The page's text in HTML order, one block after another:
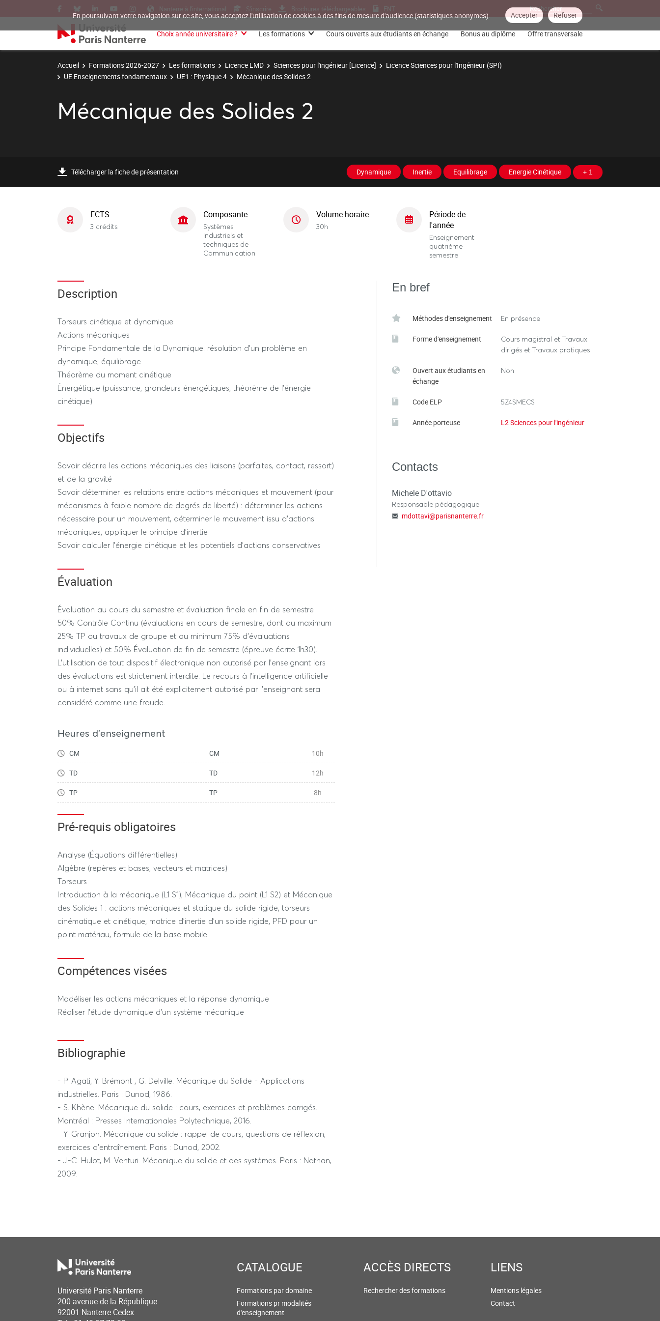
En poursuivant votre navigation sur ce site, vous acceptez l'utilisation de cookies à des fins de mesure d'audience (statistiques anonymes). Accepter Refuser
Nanterre à l'international S'inscrire Brochures téléchargeables ENT
Choix année universitaire ? Les formations Cours ouverts aux étudiants en échange Bonus au diplôme Offre transversale
Accueil Formations 2026-2027 Les formations Licence LMD Sciences pour l'ingénieur [Licence]
Licence Sciences pour l'Ingénieur (SPI)
UE Enseignements fondamentaux
UE1 : Physique 4 Mécanique des Solides 2
Mécanique des Solides 2
Télécharger la fiche de présentation Dynamique Inertie Equilibrage Energie Cinétique + 1
ECTS
3 crédits
Composante
Systèmes
Industriels et
techniques de
Communication
Volume horaire
30h
Période de
l'année
Enseignement
quatrième
semestre
Description
Torseurs cinétique et dynamique
Actions mécaniques
Principe Fondamentale de la Dynamique: résolution d’un problème en
dynamique; équilibrage
Théorème du moment cinétique
Énergétique (puissance, grandeurs énergétiques, théorème de l'énergie
cinétique)
Objectifs
Savoir décrire les actions mécaniques des liaisons (parfaites, contact, ressort)
et de la gravité
Savoir déterminer les relations entre actions mécaniques et mouvement (pour
mécanismes à faible nombre de degrés de liberté) : déterminer les actions
nécessaire pour un mouvement, déterminer le mouvement issu d'actions
mécaniques, appliquer le principe d'inertie
Savoir calculer l'énergie cinétique et les potentiels d'actions conservatives
Évaluation
Évaluation au cours du semestre et évaluation finale en fin de semestre :
50% Contrôle Continu (évaluations en cours de semestre, dont au maximum
25% TP ou travaux de groupe et au minimum 75% d'évaluations
individuelles) et 50% Évaluation de fin de semestre (épreuve écrite 1h30).
L’utilisation de tout dispositif électronique non autorisé par l’enseignant lors
des évaluations est strictement interdite. Le recours à l'intelligence artificielle
ou à internet sans qu'il ait été explicitement autorisé par l'enseignant sera
considéré comme une fraude.
Heures d'enseignement
CM CM 10h
TD TD 12h
TP TP 8h
Pré-requis obligatoires
Analyse (Équations différentielles)
Algèbre (repères et bases, vecteurs et matrices)
Torseurs
Introduction à la mécanique (L1 S1), Mécanique du point (L1 S2) et Mécanique
des Solides 1 : actions mécaniques et statique du solide rigide, torseurs
cinématique et cinétique, matrice d'inertie d'un solide rigide, PFD pour un
point matériau, formule de la base mobile
Compétences visées
Modéliser les actions mécaniques et la réponse dynamique
Réaliser l’étude dynamique d’un système mécanique
Bibliographie
- P. Agati, Y. Brémont , G. Delville. Mécanique du Solide - Applications
industrielles. Paris : Dunod, 1986.
- S. Khène. Mécanique du solide : cours, exercices et problèmes corrigés.
Montréal : Presses Internationales Polytechnique, 2016.
- Y. Granjon. Mécanique du solide : rappel de cours, questions de réflexion,
exercices d'entraînement. Paris : Dunod, 2002.
- J.-C. Hulot, M. Venturi. Mécanique du solide et des systèmes. Paris : Nathan,
2009.
En bref
Méthodes d'enseignement En présence
Forme d'enseignement
Cours magistral et Travaux
dirigés et Travaux pratiques
Ouvert aux étudiants en
échange
Non
Code ELP 5Z4SMECS
Année porteuse L2 Sciences pour l'ingénieur
Contacts
Michele D'ottavio
Responsable pédagogique
mdottavi@parisnanterre.fr
Université Paris Nanterre
200 avenue de la République
92001 Nanterre Cedex
CATALOGUE
Formations par domaine
Formations pr modalités
d'enseignement
ACCÈS DIRECTS
Rechercher des formations
LIENS
Mentions légales
Contact